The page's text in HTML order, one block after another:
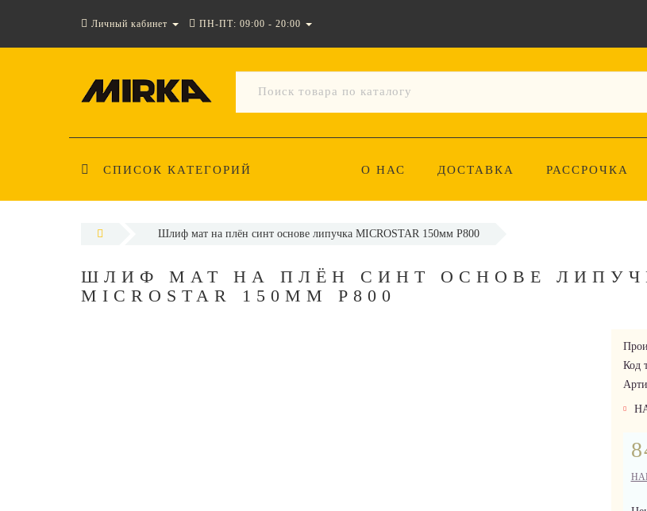
Личный кабинет ПН-ПТ: 09:00 - 20:00
СПИСОК КАТЕГОРИЙ О НАС ДОСТАВКА РАССРОЧКА
Шлиф мат на плён синт основе липучка MICROSTAR 150мм P800
ШЛИФ МАТ НА ПЛЁН СИНТ ОСНОВЕ
MICROSTAR 150ММ P800
Код